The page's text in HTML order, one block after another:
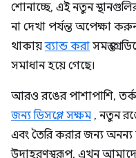
শোনাচ্ছে, এই নতুন
না দেখা পর্যন্ত অপেক্ষা
থাকায়ব্যান্ড করা সমস্ত
সমাধান হয়ে গেছে।
আরও রঙের পাশাপাশি,
জন্য ডিসপ্লে সক্ষম , নতুন
এবং তৈরি করার জন্য অনন্য
উদাহরণস্বরূপ, এখন